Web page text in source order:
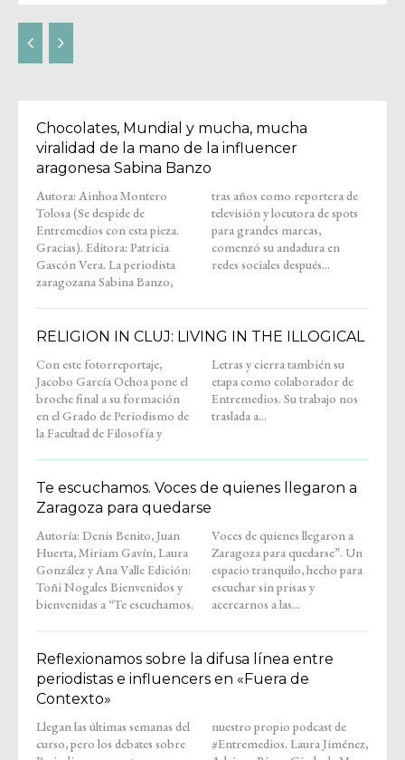
Chocolates, Mundial y mucha, mucha
viralidad de la mano de la influencer
aragonesa Sabina Banzo
Autora: Ainhoa Montero
Tolosa (Se despide de
Entremedios con esta pieza.
Gracias). Editora: Patricia
Gascón Vera. La periodista
zaragozana Sabina Banzo,
tras años como reportera de
televisión y locutora de spots
para grandes marcas,
comenzó su andadura en
redes sociales después...
RELIGION IN CLUJ: LIVING IN THE ILLOGICAL
Con este fotorreportaje,
Jacobo García Ochoa pone el
broche final a su formación
en el Grado de Periodismo de
la Facultad de Filosofía y
Letras y cierra también su
etapa como colaborador de
Entremedios. Su trabajo nos
traslada a...
Te escuchamos. Voces de quienes llegaron a
Zaragoza para quedarse
Autoría: Denis Benito, Juan
Huerta, Miriam Gavín, Laura
González y Ana Valle Edición:
Toñi Nogales Bienvenidos y
bienvenidas a “Te escuchamos.
Voces de quienes llegaron a
Zaragoza para quedarse”. Un
espacio tranquilo, hecho para
escuchar sin prisas y
acercarnos a las...
Reflexionamos sobre la difusa línea entre
periodistas e influencers en «Fuera de
Contexto»
Llegan las últimas semanas del
curso, pero los debates sobre
nuestro propio podcast de
#Entremedios. Laura Jiménez,